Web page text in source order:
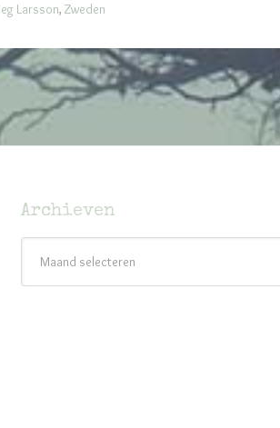
Larsson, Zweden
Archieven